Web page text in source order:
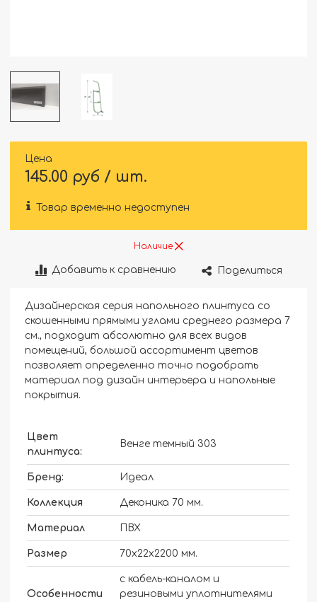
Цена
145.00 руб / шт.
Товар временно недоступен
Наличие
Добавить к сравнению Поделиться
Дизайнерская серия напольного плинтуса со
скошенными прямыми углами среднего размера 7
см., подходит абсолютно для всех видов
помещений, большой ассортимент цветов
позволяет определенно точно подобрать
материал под дизайн интерьера и напольные
покрытия.
Цвет
плинтуса:
Венге темный 303
Бренд: Идеал
Коллекция Деконика 70 мм.
Материал ПВХ
Размер 70х22х2200 мм.
Особенности
с кабель-каналом и
резиновыми уплотнителями